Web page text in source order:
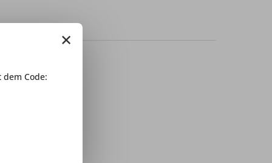
×
Code: